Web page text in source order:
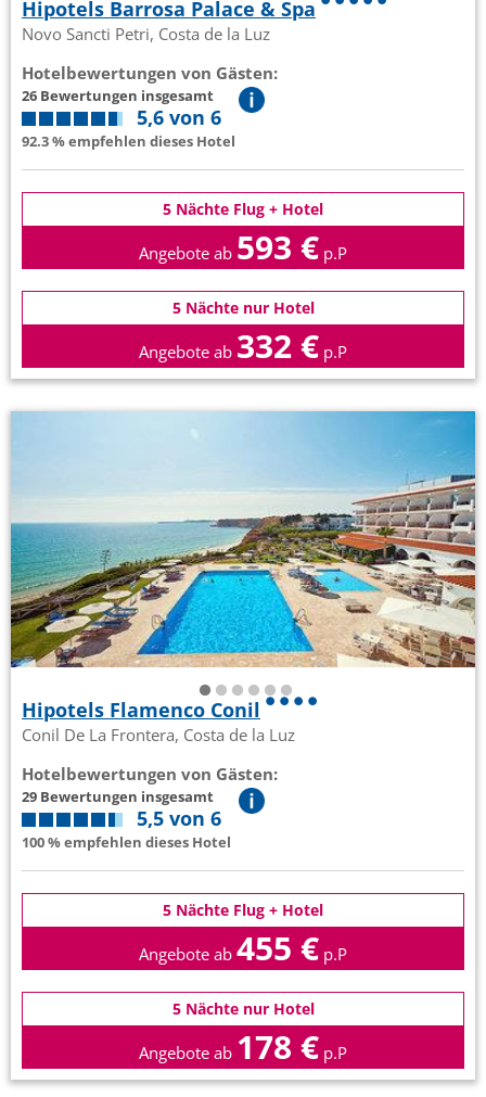
Hipotels Barrosa Palace & Spa
Novo Sancti Petri, Costa de la Luz
Hotelbewertungen von Gästen:
26 Bewertungen insgesamt
5,6 von 6
92.3 % empfehlen dieses Hotel
5 Nächte Flug + Hotel
Angebote ab 593 € p.P
5 Nächte nur Hotel
Angebote ab 332 € p.P
Hipotels Flamenco Conil
Conil De La Frontera, Costa de la Luz
Hotelbewertungen von Gästen:
29 Bewertungen insgesamt
5,5 von 6
100 % empfehlen dieses Hotel
5 Nächte Flug + Hotel
Angebote ab 455 € p.P
5 Nächte nur Hotel
Angebote ab 178 € p.P